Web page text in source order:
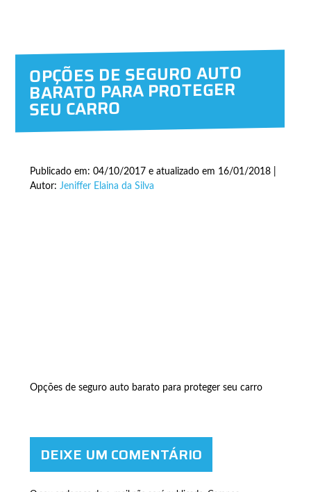
OPÇÕES DE SEGURO AUTO
BARATO PARA PROTEGER
SEU CARRO
Publicado em: 04/10/2017 e atualizado em 16/01/2018 |
Autor: Jeniffer Elaina da Silva
Opções de seguro auto barato para proteger seu carro
DEIXE UM COMENTÁRIO